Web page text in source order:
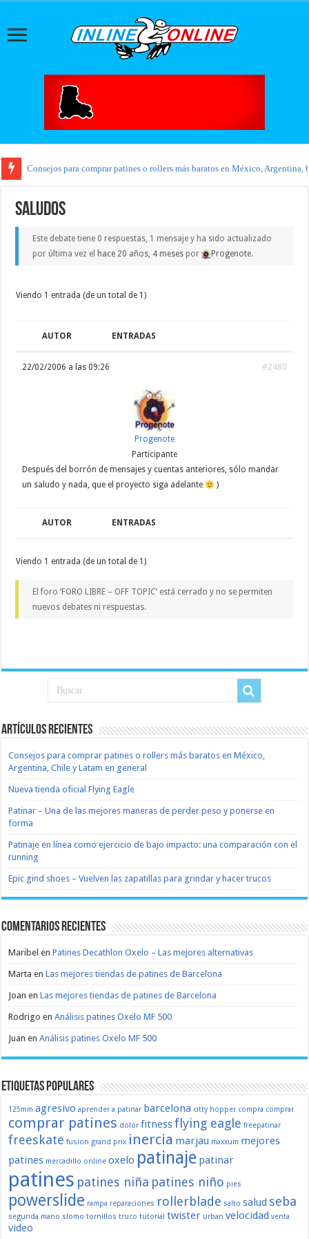
Consejos para comprar patines o rollers más baratos en México, Argentina,
Saludos
Este debate tiene 0 respuestas, 1 mensaje y ha sido actualizado
por última vez el hace 20 años, 4 mesespor Progenote.
Viendo 1 entrada (de un total de 1)
AUTOR ENTRADAS
22/02/2006 a las 09:26 #2480
Progenote
Participante
Después del borrón de mensajes y cuentas anteriores, sólo mandar
un saludo y nada, que el proyecto siga adelante
)
AUTOR ENTRADAS
Viendo 1 entrada (de un total de 1)
El foro ‘FORO LIBRE – OFF TOPIC’ está cerrado y no se permiten
nuevos debates ni respuestas.
Artículos recientes
Consejos para comprar patines o rollers más baratos en México,
Argentina, Chile y Latam en general
Nueva tienda oficial Flying Eagle
Patinar – Una de las mejores maneras de perder peso y ponerse en
forma
Patinaje en línea como ejercicio de bajo impacto: una comparación con el
running
Epic gind shoes – Vuelven las zapatillas para grindar y hacer trucos
Comentarios recientes
Maribel enPatines Decathlon Oxelo – Las mejores alternativas
Marta enLas mejores tiendas de patines de Barcelona
Joan enLas mejores tiendas de patines de Barcelona
Rodrigo enAnálisis patines Oxelo MF 500
Juan enAnálisis patines Oxelo MF 500
Etiquetas populares
125mm agresivo aprender a patinar barcelona citty hopper compra comprar
comprar patines dolor fitnessflying eagle freepatinar
freeskate fusion grand prix inercia marjau maxxum mejores
patines mercadillo online oxelo patinaje patinar
patines patines niña patines niño pies
powerslide rampa reparaciones rollerblade salto salud seba
segunda mano slomo tornillos truco tutorial twister urban velocidad venta
video